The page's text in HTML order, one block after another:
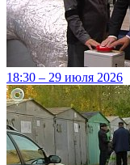
18:30 – 29 июля 2026